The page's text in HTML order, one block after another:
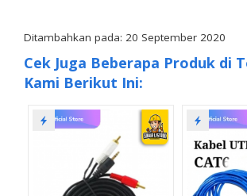
Ditambahkan pada: 20 September 2020
Cek Juga Beberapa Produk di
Kami Berikut Ini: